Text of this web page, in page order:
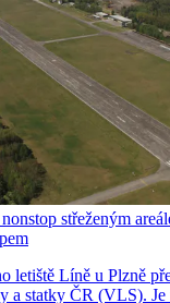
střeženým
letiště Líně u Plzně
a statky ČR (VLS). Je